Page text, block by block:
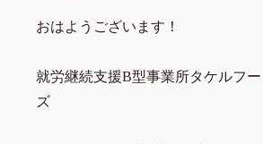
おはようございます！
就労継続支援B型事業所タケルフ
ズ